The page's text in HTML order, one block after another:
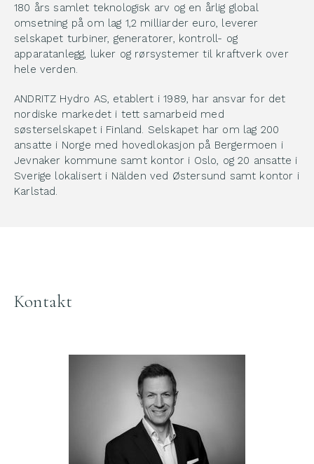
180 års samlet teknologisk arv og en årlig global
omsetning på om lag 1,2 milliarder euro, leverer
selskapet turbiner, generatorer, kontroll- og
apparatanlegg, luker og rørsystemer til kraftverk over
hele verden.
ANDRITZ Hydro AS, etablert i 1989, har ansvar for det
nordiske markedet i tett samarbeid med
søsterselskapet i Finland. Selskapet har om lag 200
ansatte i Norge med hovedlokasjon på Bergermoen i
Jevnaker kommune samt kontor i Oslo, og 20 ansatte i
Sverige lokalisert i Nälden ved Østersund samt kontor i
Karlstad.
Kontakt